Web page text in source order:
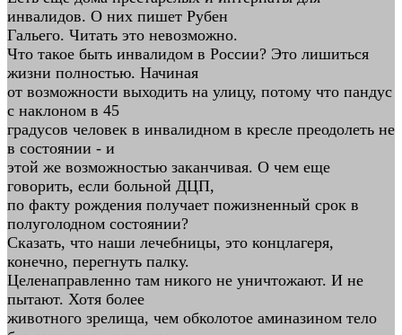
инвалидов. О них пишет Рубен
Гальего. Читать это невозможно.
Что такое быть инвалидом в России? Это лишиться
жизни полностью. Начиная
от возможности выходить на улицу, потому что пандус
с наклоном в 45
градусов человек в инвалидном в кресле преодолеть не
в состоянии - и
этой же возможностью заканчивая. О чем еще
говорить, если больной ДЦП,
по факту рождения получает пожизненный срок в
полуголодном состоянии?
Сказать, что наши лечебницы, это концлагеря,
конечно, перегнуть палку.
Целенаправленно там никого не уничтожают. И не
пытают. Хотя более
животного зрелища, чем обколотое аминазином тело